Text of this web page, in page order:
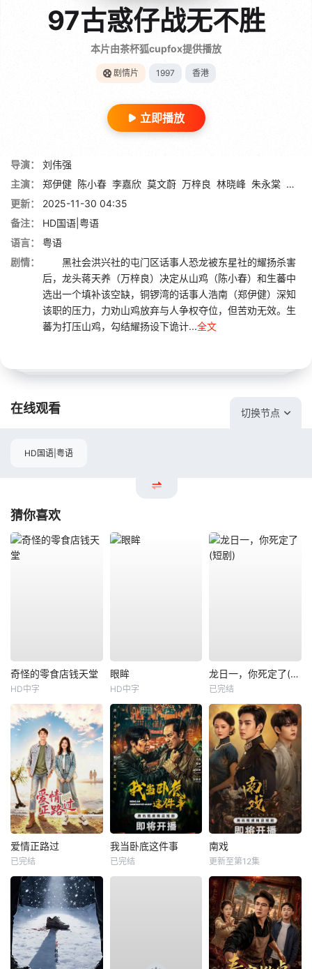
97古惑仔战无不胜
本片由茶杯狐cupfox提供播放
剧情片 1997 香港
立即播放
导演：
刘伟强
主演：
郑伊健 陈小春 李嘉欣 莫文蔚 万梓良 林晓峰 朱永棠 谢天
更新：
2025-11-30 04:35
备注：
HD国语|粤语
语言：
粤语
剧情：
黑社会洪兴社的屯门区话事人恐龙被东星社的耀扬杀害
后，龙头蒋天养（万梓良）决定从山鸡（陈小春）和生蕃中
选出一个填补该空缺，铜锣湾的话事人浩南（郑伊健）深知
该职的压力，力劝山鸡放弃与人争权夺位，但苦劝无效。生
蕃为打压山鸡，勾结耀扬设下诡计...全文
在线观看 切换节点
HD国语|粤语
猜你喜欢
奇怪的零食店钱天堂
HD中字
眼眸
HD中字
龙日一，你死定了(短剧)
已完结
爱情正路过
已完结
我当卧底这件事
已完结
南戏
更新至第12集